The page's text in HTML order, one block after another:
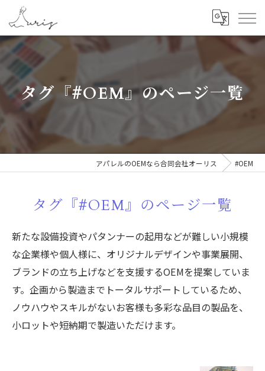
タグ『#OEM』のページ一覧
アパレルのOEMなら合同会社オーリス #OEM
タグ『#OEM』のページ一覧
新たな設備投資やパタンナーの起用などが難しい小規模
な企業様や個人様に、オリジナルデザインや事業展開、
ブランドの立ち上げなどを支援するOEMを提案していま
す。企画から製造までトータルサポートしているため、
ノウハウやスキルがないお客様も多彩な品目の製品を、
小ロットや短納期で製造いただけます。